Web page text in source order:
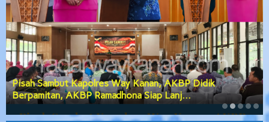
Pisah Sambut Kapolres Way Kanan, AKBP Didik
Berpamitan, AKBP Ramadhona Siap Lanj…